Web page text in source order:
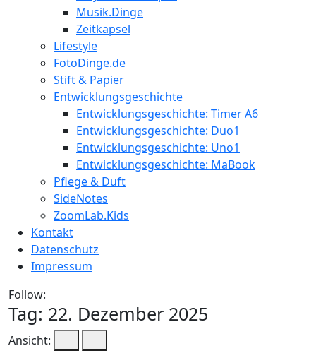
Musik.Dinge
Zeitkapsel
Lifestyle
FotoDinge.de
Stift & Papier
Entwicklungsgeschichte
Entwicklungsgeschichte: Timer A6
Entwicklungsgeschichte: Duo1
Entwicklungsgeschichte: Uno1
Entwicklungsgeschichte: MaBook
Pflege & Duft
SideNotes
ZoomLab.Kids
Kontakt
Datenschutz
Impressum
Follow:
Tag: 22. Dezember 2025
Ansicht: